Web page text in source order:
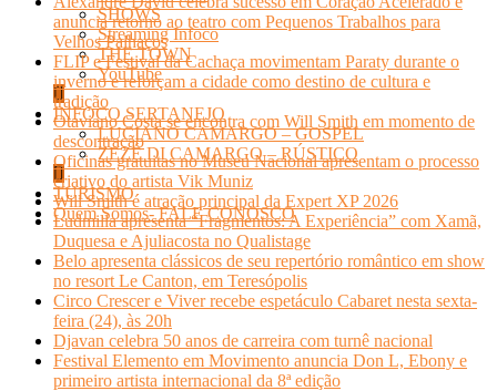
SHOWS
Streaming Infoco
THE TOWN
YouTube
INFOCO SERTANEJO
LUCIANO CAMARGO – GOSPEL
ZEZÉ DI CAMARGO – RÚSTICO
TURISMO
Quem Somos- FALE CONOSCO
anuncia retorno ao teatro com Pequenos Trabalhos para
Velhos Palhaços
FLIP e Festival da Cachaça movimentam Paraty durante o
inverno e reforçam a cidade como destino de cultura e
tradição
Otaviano Costa se encontra com Will Smith em momento de
descontração
Oficinas gratuitas no Museu Nacional apresentam o processo
criativo do artista Vik Muniz
Will Smith é atração principal da Expert XP 2026
Ludmilla apresenta “Fragmentos: A Experiência” com Xamã,
Duquesa e Ajuliacosta no Qualistage
Belo apresenta clássicos de seu repertório romântico em show
no resort Le Canton, em Teresópolis
Circo Crescer e Viver recebe espetáculo Cabaret nesta sexta-
feira (24), às 20h
Djavan celebra 50 anos de carreira com turnê nacional
Festival Elemento em Movimento anuncia Don L, Ebony e
primeiro artista internacional da 8ª edição